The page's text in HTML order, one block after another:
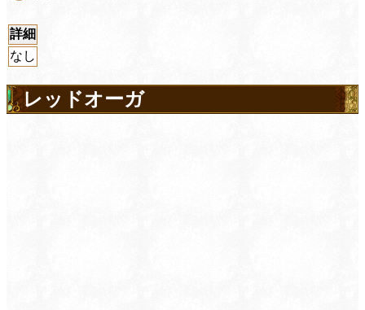
詳細
なし
レッドオーガ